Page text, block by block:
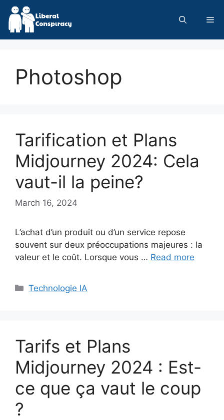
Skip
content
Photoshop
Tarification et Plans
Midjourney 2024: Cela
vaut-il la peine?
March 16, 2024
L’achat d’un produit ou d’un service repose
souvent sur deux préoccupations majeures : la
valeur et le coût. Lorsque vous … Read more
Categories
Technologie IA
Tarifs et Plans
Midjourney 2024 : Est-
ce que ça vaut le coup
?